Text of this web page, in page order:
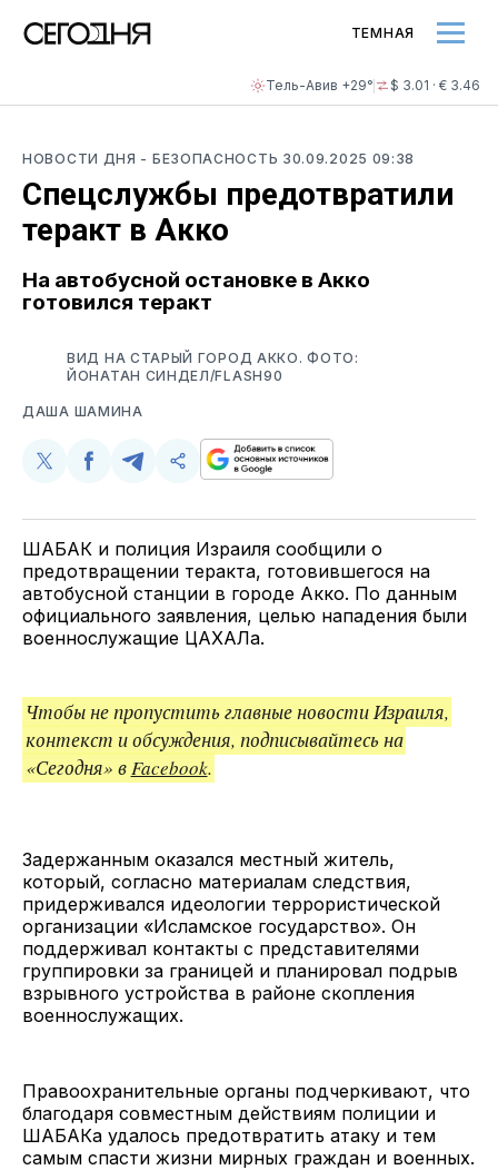
Тель-Авив +29° $ 3.01 · € 3.46
ТЕМНАЯ
НОВОСТИ ДНЯ - БЕЗОПАСНОСТЬ 30.09.2025 09:38
Спецслужбы предотвратили
теракт в Акко
На автобусной остановке в Акко
готовился теракт
ВИД НА СТАРЫЙ ГОРОД АККО. ФОТО:
ЙОНАТАН СИНДЕЛ/FLASH90
ДАША ШАМИНА
Поделиться
Twitter
Поделиться
Facebook
Поделиться
Telegram
Скопируйте
поделитесь
ссылкой
ШАБАК и полиция Израиля сообщили о
предотвращении теракта, готовившегося на
автобусной станции в городе Акко. По данным
официального заявления, целью нападения были
военнослужащие ЦАХАЛа.
Чтобы не пропустить главные новости Израиля,
контекст и обсуждения, подписывайтесь на
«Сегодня» вFacebook.
Задержанным оказался местный житель,
который, согласно материалам следствия,
придерживался идеологии террористической
организации «Исламское государство». Он
поддерживал контакты с представителями
группировки за границей и планировал подрыв
взрывного устройства в районе скопления
военнослужащих.
Правоохранительные органы подчеркивают, что
благодаря совместным действиям полиции и
ШАБАКа удалось предотвратить атаку и тем
самым спасти жизни мирных граждан и военных.